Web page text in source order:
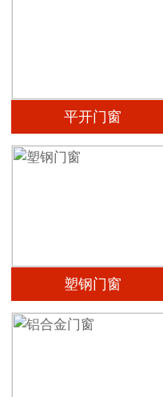
平开门窗
塑钢门窗